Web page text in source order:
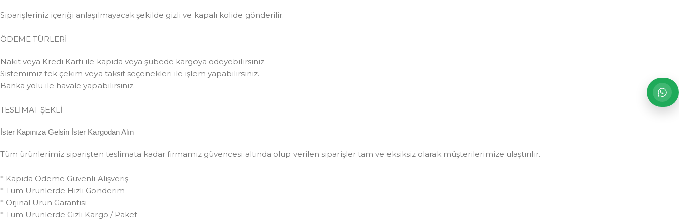
Siparişleriniz içeriği anlaşılmayacak şekilde gizli ve kapalı kolide gönderilir.
ÖDEME TÜRLERİ
Nakit veya Kredi Kartı ile kapıda veya şubede kargoya ödeyebilirsiniz.
Sistemimiz tek çekim veya taksit seçenekleri ile işlem yapabilirsiniz.
Banka yolu ile havale yapabilirsiniz.
TESLİMAT ŞEKLİ
İster Kapınıza Gelsin İster Kargodan Alın
Tüm ürünlerimiz siparişten teslimata kadar firmamız güvencesi altında olup verilen siparişler tam ve eksiksiz olarak müşterilerimize ulaştırılır.
* Kapıda Ödeme Güvenli Alışveriş
* Tüm Ürünlerde Hızlı Gönderim
* Orjinal Ürün Garantisi
* Tüm Ürünlerde Gizli Kargo / Paket